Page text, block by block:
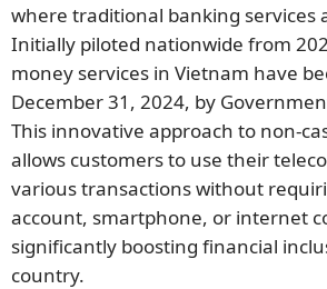
where traditional banking services
Initially piloted nationwide from
money services in Vietnam have
December 31, 2024, by
This innovative approach to non-
allows customers to use their
various transactions without
account, smartphone, or internet
significantly boosting financial
country.